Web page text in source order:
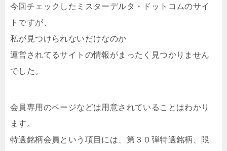
今回チェックしたミスターデルタ・ドットコムのサイ
トですが、
私が見つけられないだけなのか
運営されてるサイトの情報がまったく見つかりません
でした。
会員専用のページなどは用意されていることはわかり
ます。
特選銘柄会員という項目には、第３０弾特選銘柄、限